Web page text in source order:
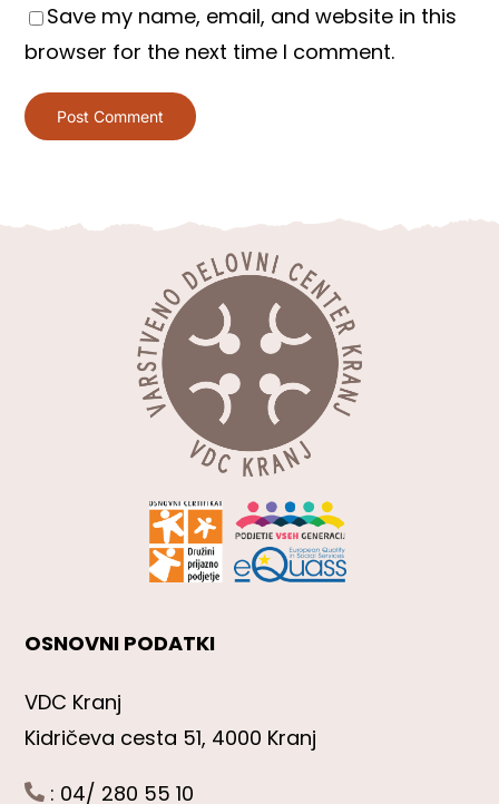
Save my name, email, and website in this
browser for the next time I comment.
OSNOVNI PODATKI
VDC Kranj
Kidričeva cesta 51, 4000 Kranj
: 04/ 280 55 10